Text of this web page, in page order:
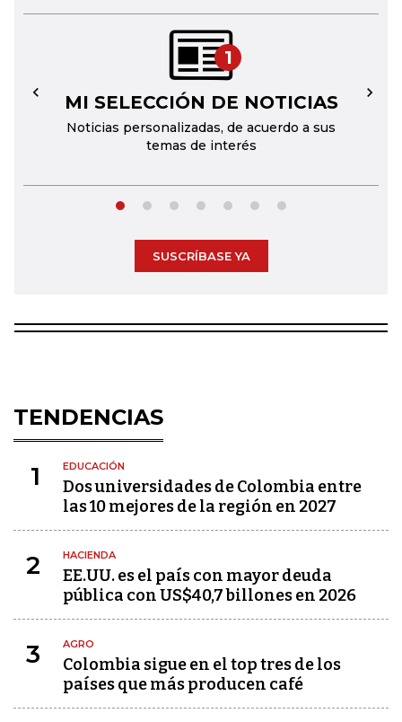
1
MI SELECCIÓN DE NOTICIAS
Noticias personalizadas, de acuerdo a sus
temas de interés
← →
SUSCRÍBASE YA
TENDENCIAS
1 EDUCACIÓN
Dos universidades de Colombia entre
las 10 mejores de la región en 2027
2 HACIENDA
EE.UU. es el país con mayor deuda
pública con US$40,7 billones en 2026
3 AGRO
Colombia sigue en el top tres de los
países que más producen café